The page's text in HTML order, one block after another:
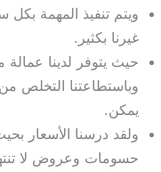
ويتم تنفيذ المهمة
غيرنا بكثير.
حيث يتوفر لدينا
وباستطاعتنا التخلص
يمكن.
ولقد درسنا الأسعار
حسومات وعروض لا